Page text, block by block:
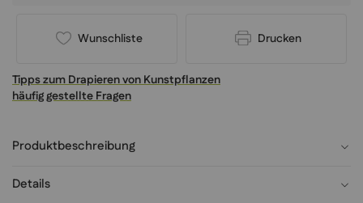
Wunschliste Drucken
Tipps zum Drapieren von Kunstpflanzen
häufig gestellte Fragen
Produktbeschreibung
Details